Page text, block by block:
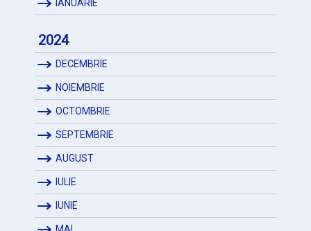
IANUARIE
2024
DECEMBRIE
NOIEMBRIE
OCTOMBRIE
SEPTEMBRIE
AUGUST
IULIE
IUNIE